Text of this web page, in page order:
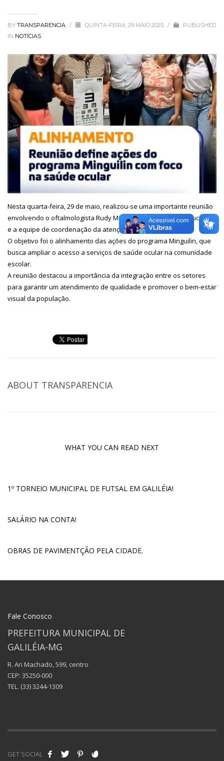
BY TRANSPARENCIA / QUINTA-FEIRA, 29 MAIO 2025 /
PUBLISHED
IN NOTÍCIAS
Nesta quarta-feira, 29 de maio, realizou-se uma importante reunião
envolvendo o oftalmologista Rudy Milward, servidores da educação
e a equipe de coordenação da atenção primária.
O objetivo foi o alinhamento das ações do programa Minguilin, que
busca ampliar o acesso a serviços de saúde ocular na comunidade
escolar.
A reunião destacou a importância da integração entre os setores
para garantir um atendimento de qualidade e promover o bem-estar
visual da população.
ABOUT TRANSPARENCIA
WHAT YOU CAN READ NEXT
1º TORNEIO MUNICIPAL DE FUTSAL EM GALILÉIA!
SALÁRIO NA CONTA!
OBRAS DE PAVIMENTÇÃO PELA CIDADE.
Fale Conosco
PREFEITURA MUNICIPAL DE
GALILÉIA-MG
R. Ari Machado, 599, centro
CEP: 35250-000
TEL. (33) 3244-1309
GET SOCIAL